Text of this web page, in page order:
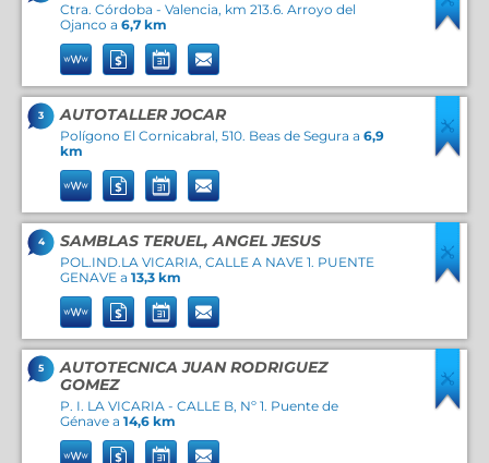
Ctra. Córdoba - Valencia, km 213.6. Arroyo del
Ojanco a 6,7 km
3 AUTOTALLER JOCAR
Polígono El Cornicabral, 510. Beas de Segura a 6,9
km
4 SAMBLAS TERUEL, ANGEL JESUS
POL.IND.LA VICARIA, CALLE A NAVE 1. PUENTE
GENAVE a 13,3 km
5
AUTOTECNICA JUAN RODRIGUEZ
GOMEZ
P. I. LA VICARIA - CALLE B, Nº 1. Puente de
Génave a 14,6 km